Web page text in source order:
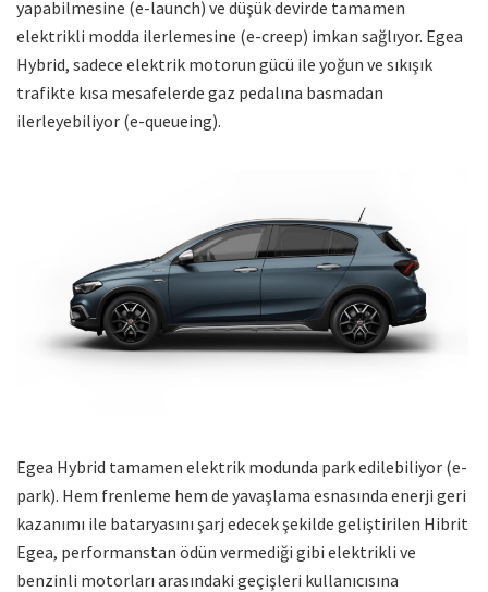
yapabilmesine (e-launch) ve düşük devirde tamamen
elektrikli modda ilerlemesine (e-creep) imkan sağlıyor. Egea
Hybrid, sadece elektrik motorun gücü ile yoğun ve sıkışık
trafikte kısa mesafelerde gaz pedalına basmadan
ilerleyebiliyor (e-queueing).
Egea Hybrid tamamen elektrik modunda park edilebiliyor (e-
park). Hem frenleme hem de yavaşlama esnasında enerji geri
kazanımı ile bataryasını şarj edecek şekilde geliştirilen Hibrit
Egea, performanstan ödün vermediği gibi elektrikli ve
benzinli motorları arasındaki geçişleri kullanıcısına